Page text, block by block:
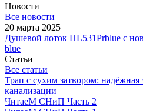
Новости
Все новости
20 марта 2025
Душевой лоток HL531Prblue с
blue
Статьи
Все статьи
Трап с сухим затвором: надёжная
канализации
ЧитаеМ СНиП Часть 2